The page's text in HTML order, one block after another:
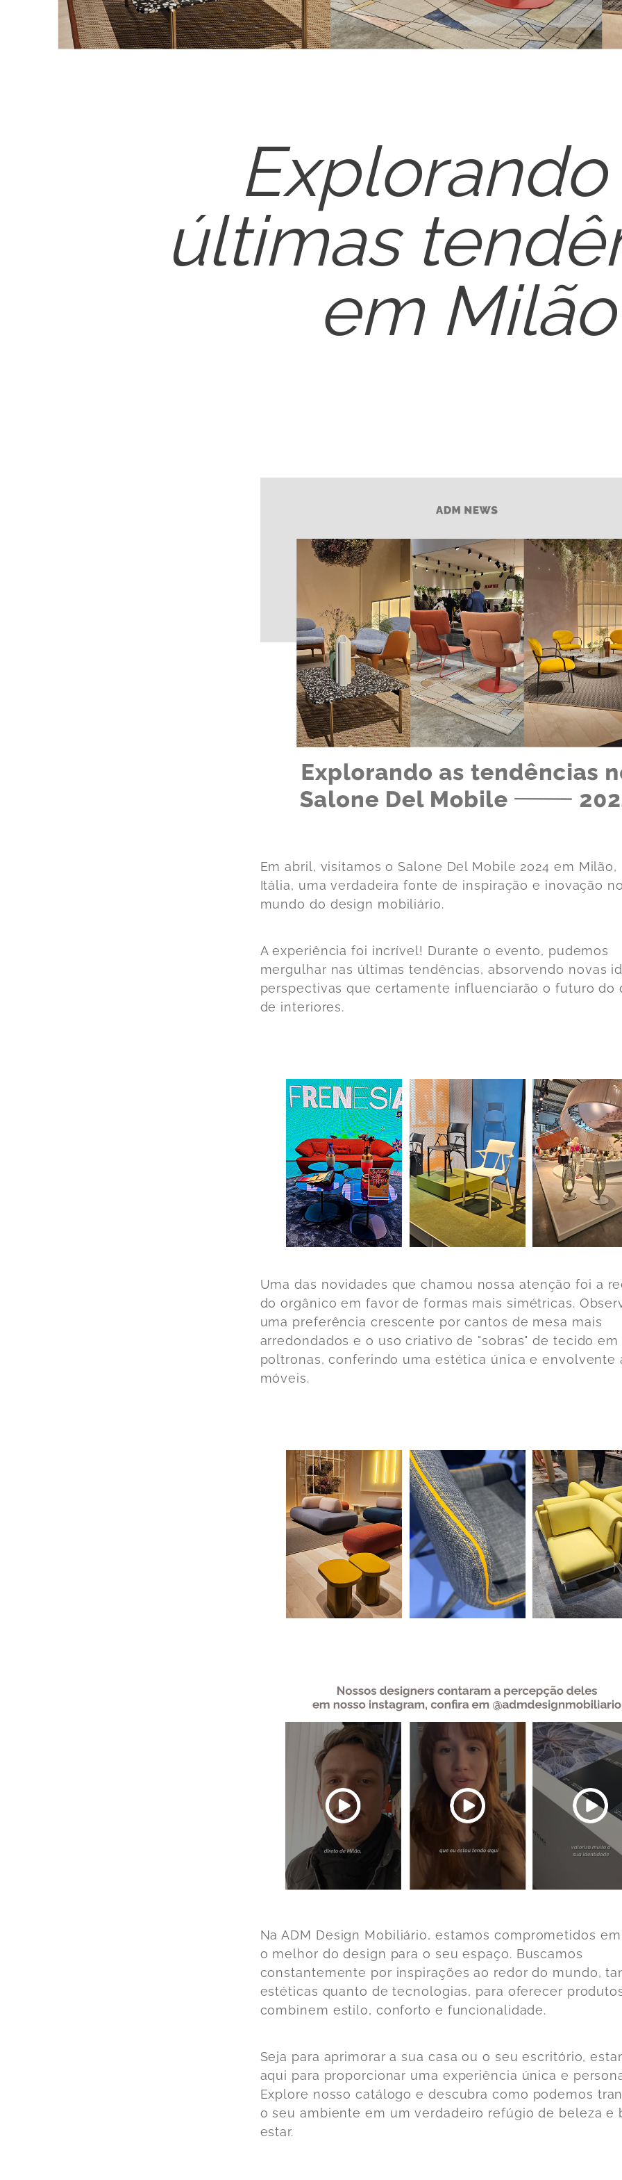
Explorando
últimas
em Milão
Em abril, visitamos o Salone Del Mobile 2024 em Milão,
Itália, uma verdadeira fonte de inspiração e inovação
mundo do design mobiliário.
A experiência foi incrível! Durante o evento, pudemos
mergulhar nas últimas tendências, absorvendo novas
perspectivas que certamente influenciarão o futuro do
de interiores.
Uma das novidades que chamou nossa atenção foi a
do orgânico em favor de formas mais simétricas.
uma preferência crescente por cantos de mesa mais
arredondados e o uso criativo de "sobras" de tecido em
poltronas, conferindo uma estética única e envolvente
móveis.
Na ADM Design Mobiliário, estamos comprometidos
o melhor do design para o seu espaço. Buscamos
constantemente por inspirações ao redor do mundo,
estéticas quanto de tecnologias, para oferecer
combinem estilo, conforto e funcionalidade.
Seja para aprimorar a sua casa ou o seu escritório,
aqui para proporcionar uma experiência única e
Explore nosso catálogo e descubra como podemos
o seu ambiente em um verdadeiro refúgio de beleza e
estar.